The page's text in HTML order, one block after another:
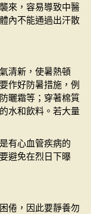
來，容易導致中醫
內不能通過出汗散
清新，使暑熱頓
作好防暑措施，例
曬霜等；穿著棉質
水和飲料。若大量
有心血管疾病的
避免在烈日下曝
倦，因此要靜養勿